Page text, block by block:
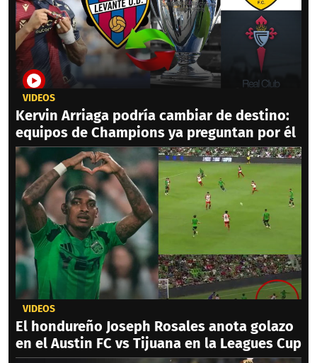
VIDEOS
Kervin Arriaga podría cambiar de destino:
equipos de Champions ya preguntan por él
VIDEOS
El hondureño Joseph Rosales anota golazo
en el Austin FC vs Tijuana en la Leagues Cup